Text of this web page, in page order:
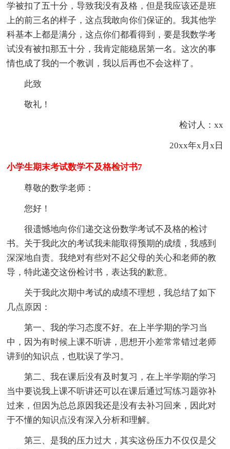
学被扣了五十分，导致我没有及格，但是我应该还是班
上的前三名的样子，这点我敢向你们保证的。我其他学
科基本上都是满分，这点你们都看得到，要是我数学考
试没有被扣那五十分，我肯定能稳居第一名。这次的事
情也成了我的一个教训，我以后再也不会这样了。
此致
敬礼！
检讨人：xx
20xx年x月x日
小学生期末考试数学不及格检讨书7
尊敬的数学老师：
您好！
很遗憾地向你们递交这份数学考试不及格的检讨
书。关于我此次的考试我未能取得预期的成绩，我感到
深深地自责。我绝对有些对不起父母的关心和老师的教
导，特此递交这份检讨书，表达我的歉意。
关于我此次期中考试的成绩不理想，我总结了如下
几点原因：
第一、我的学习态度不好。在上半学期的学习当
中，因为有时候上课不听讲，思想开小差常常错过老师
讲到的知识点，也耽误了学习。
第二、我在课后没有及时复习，在上半学期的学习
当中要说我上课不听讲还可以在课后通过写练习题弥补
过来，但因为总总原因我还是没有去补习回来，因此对
于不懂的知识点没有深入分析和理解。
第三、是我的压力过大，其实这份压力不仅仅是父